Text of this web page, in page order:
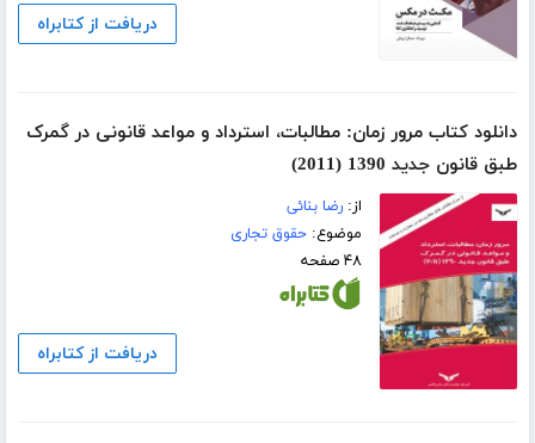
دریافت از کتابراه
دانلود کتاب مرور زمان: مطالبات، استرداد و مواعد قانونی در گمرک
طبق قانون جدید 1390 (2011)
از:رضا بنائی
موضوع:حقوق تجاری
۴۸ صفحه
دریافت از کتابراه